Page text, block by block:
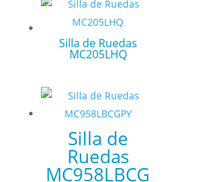
Silla de Ruedas
MC205LHQ
Silla de
Ruedas
MC958LBCG